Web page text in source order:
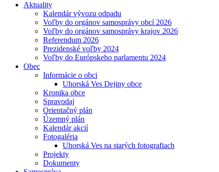
Aktuality
Kalendár vývozu odpadu
Voľby do orgánov samosprávy obcí 2026
Voľby do orgánov samosprávy krajov 2026
Referendum 2026
Prezidenské voľby 2024
Voľby do Európskeho parlamentu 2024
Obec
Informácie o obci
Uhorská Ves Dejiny obce
Kronika obce
Spravodaj
Orientačný plán
Územný plán
Kalendár akcií
Fotogaléria
Uhorská Ves na starých fotografiach
Projekty
Dokumenty